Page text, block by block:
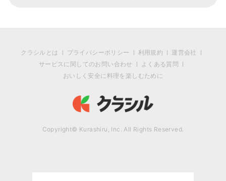
クラシルとは プライバシーポリシー 利用規約
運営会社
サービスに関してのお問い合わせ
よくある質問
おいしく安全に料理を楽しむために
Copyright© Kurashiru, Inc. All Rights Reserved.